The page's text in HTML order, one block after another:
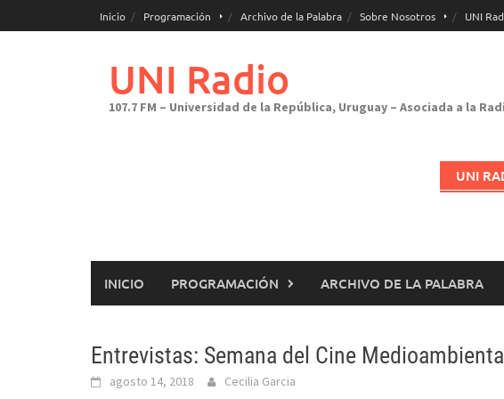
al
Inicio Programación Archivo de la Palabra Sobre Nosotros UNI
UNI Radio
107.7 FM – Universidad de la República, Uruguay – Asociada a la
UNI
INICIO PROGRAMACIÓN ARCHIVO DE LA PALABRA
Entrevistas: Semana del Cine
agosto 14, 2018 Cecilia Garcia